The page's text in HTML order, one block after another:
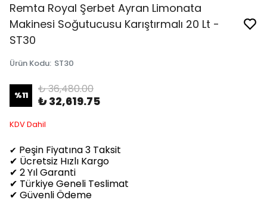
Remta Royal Şerbet Ayran Limonata
Makinesi Soğutucusu Karıştırmalı 20 Lt -
ST30
Ürün Kodu: ST30
%11 ₺ 36,480.00
₺ 32,619.75
KDV Dahil
✔ Peşin Fiyatına 3 Taksit
✔ Ücretsiz Hızlı Kargo
✔ 2 Yıl Garanti
✔ Türkiye Geneli Teslimat
✔ Güvenli Ödeme